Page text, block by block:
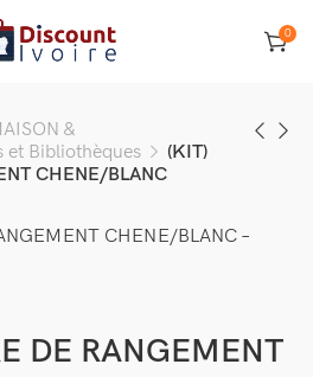
0
&
et Bibliothèques
(KIT)
CHENE/BLANC
DE RANGEMENT